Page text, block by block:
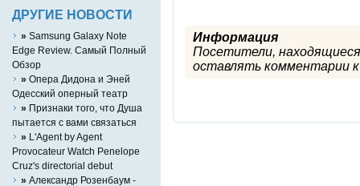
Информация
Посетители,
оставлять комментарии к
ДРУГИЕ НОВОСТИ
» Samsung Galaxy Note
Edge Review. Самый Полный
Обзор
» Опера Дидона и Эней
Одесский оперный театр
» Признаки того, что Душа
пытается с вами связаться
» L'Agent by Agent
Provocateur Watch Penelope
Cruz's directorial debut
» Александр Розенбаум -